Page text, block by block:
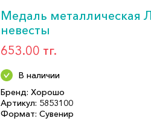
Медаль металлическая
невесты
653.00 тг.
В наличии
Бренд: Хорошо
Артикул: 5853100
Формат: Сувенир